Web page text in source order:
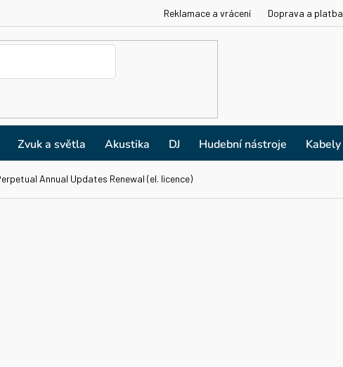
Reklamace a vrácení Doprava a platba
Zvuk a světla Akustika DJ Hudební nástroje Kabely
Annual Updates Renewal (el. licence)